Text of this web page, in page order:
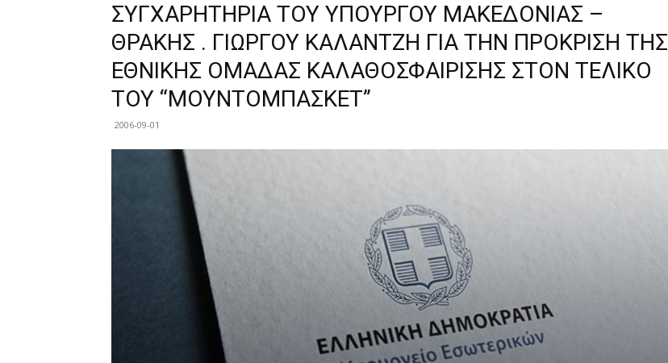
ΣΥΓΧΑΡΗΤΗΡΙΑ ΤΟΥ ΥΠΟΥΡΓΟΥ ΜΑΚΕΔΟΝΙΑΣ –
ΘΡΑΚΗΣ . ΓΙΩΡΓΟΥ ΚΑΛΑΝΤΖΗ ΓΙΑ ΤΗΝ ΠΡΟΚΡΙΣΗ ΤΗΣ
ΕΘΝΙΚΗΣ ΟΜΑΔΑΣ ΚΑΛΑΘΟΣΦΑΙΡΙΣΗΣ ΣΤΟΝ ΤΕΛΙΚΟ
ΤΟΥ “ΜΟΥΝΤΟΜΠΑΣΚΕΤ”
2006-09-01